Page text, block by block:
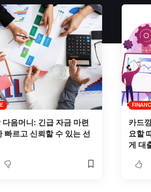
다음머니: 긴급 자금 마련
빠르고 신뢰할 수 있는 선
카드
요할
게 대